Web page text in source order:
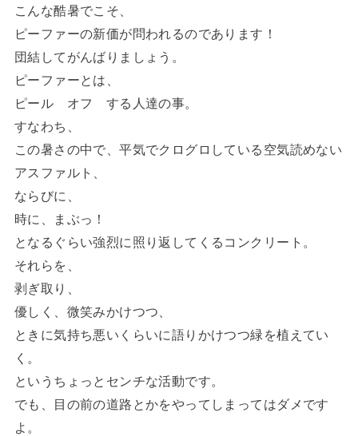
こんな酷暑でこそ、
ピーファーの新価が問われるのであります！
団結してがんばりましょう。
ピーファーとは、
ピール オフ する人達の事。
すなわち、
この暑さの中で、平気でクログロしている空気読めない
アスファルト、
ならびに、
時に、まぶっ！
となるぐらい強烈に照り返してくるコンクリート。
それらを、
剥ぎ取り、
優しく、微笑みかけつつ、
ときに気持ち悪いくらいに語りかけつつ緑を植えてい
く。
というちょっとセンチな活動です。
でも、目の前の道路とかをやってしまってはダメです
よ。